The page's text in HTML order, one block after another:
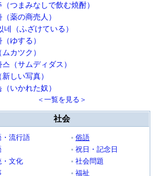
（つまみなしで飲む焼酎）
薬の商売人）
네（ふざけている）
ゆする）
カツク）
（サムディダス）
しい写真）
いかれた奴）
＜一覧を見る＞
社会
・流行語
俗語
祝日・記念日
・文化
社会問題
福祉